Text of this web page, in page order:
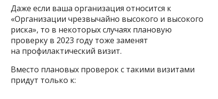
Даже если ваша организация относится к
«Организации чрезвычайно высокого и высокого
риска», то в некоторых случаях плановую
проверку в 2023 году тоже заменят
на профилактический визит.
Вместо плановых проверок с такими визитами
придут только к: